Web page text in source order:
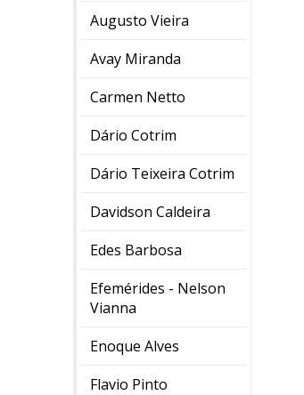
Augusto Vieira
Avay Miranda
Carmen Netto
Dário Cotrim
Dário Teixeira Cotrim
Davidson Caldeira
Edes Barbosa
Efemérides - Nelson
Vianna
Enoque Alves
Flavio Pinto